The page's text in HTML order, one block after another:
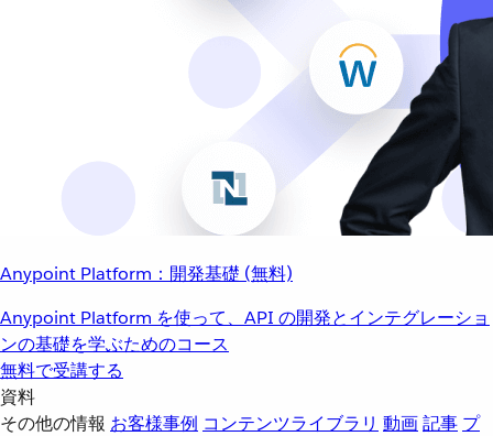
Anypoint Platform：開発基礎 (無料)
Anypoint Platform を使って、API の開発とインテグレーショ
ンの基礎を学ぶためのコース
無料で受講する
資料
その他の情報 お客様事例 コンテンツライブラリ 動画記事 プ